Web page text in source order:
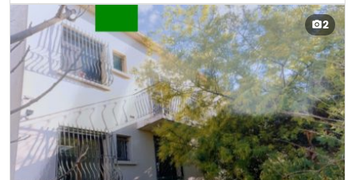
DÉCOUVRIR CE BIEN
2